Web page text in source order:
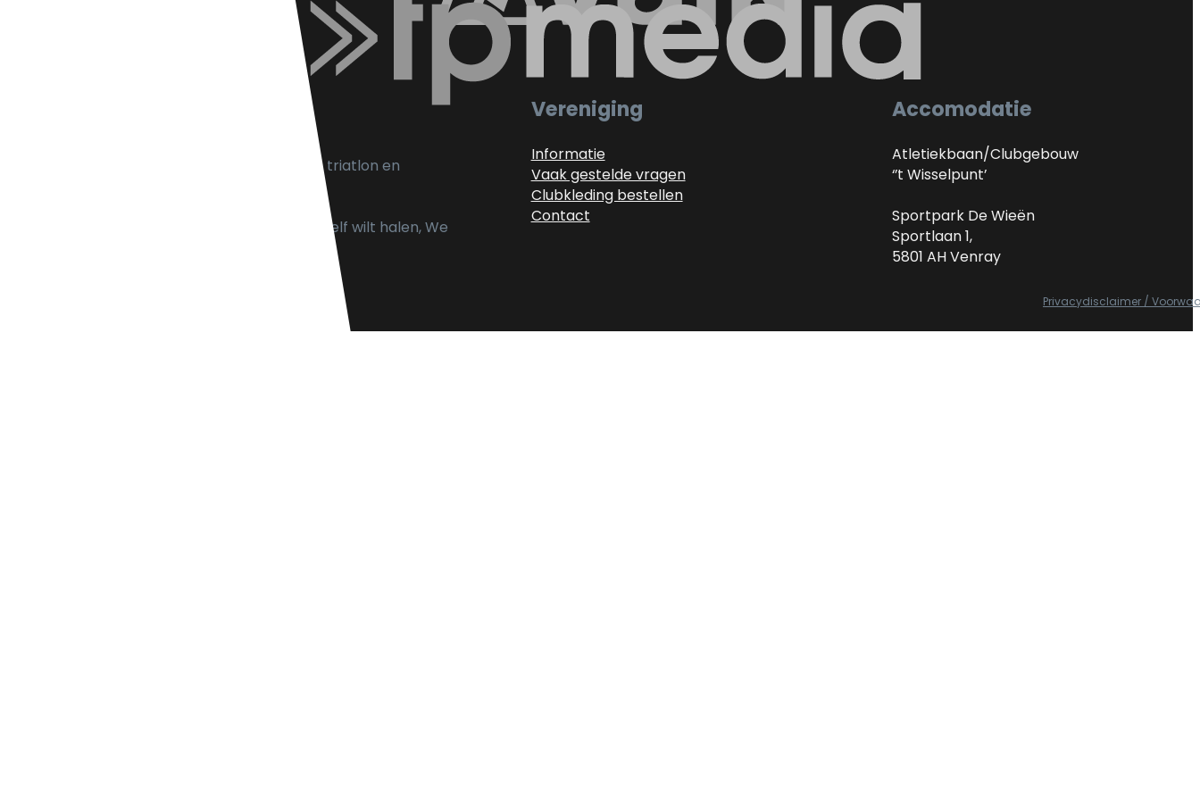
ATV is het startpunt voor atletiek, hardlopen, triatlon en
Of je nu recreatief sport, op het uiterste uit jezelf wilt halen, We
Vereniging
Informatie
Vaak gestelde vragen
Clubkleding bestellen
Contact
Accomodatie
Atletiekbaan/Clubgebouw
‘’t Wisselpunt’
Sportpark De Wieën
Sportlaan 1,
5801 AH Venray
Privacydisclaimer /